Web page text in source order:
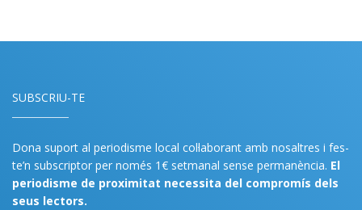
SUBSCRIU-TE
Dona suport al periodisme local col·laborant amb nosaltres i fes-
te’n subscriptor per només 1€ setmanal sense permanència. El
periodisme de proximitat necessita del compromís dels
seus lectors.